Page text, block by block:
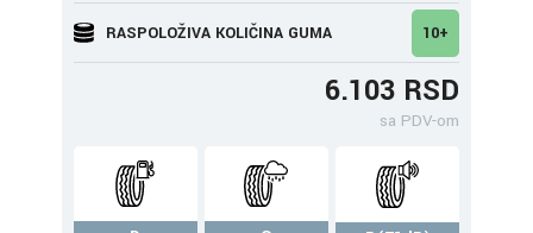
RASPOLOŽIVA KOLIČINA GUMA 10+
6.103 RSD
sa PDV-om